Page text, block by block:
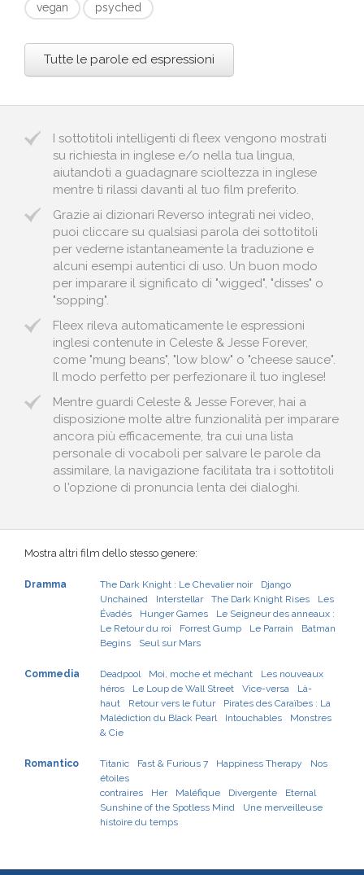
vegan
psyched
Tutte le parole ed espressioni
I sottotitoli intelligenti di fleex vengono mostrati
su richiesta in inglese e/o nella tua lingua,
aiutandoti a guadagnare scioltezza in inglese
mentre ti rilassi davanti al tuo film preferito.
Grazie ai dizionari Reverso integrati nei video,
puoi cliccare su qualsiasi parola dei sottotitoli
per vederne istantaneamente la traduzione e
alcuni esempi autentici di uso. Un buon modo
per imparare il significato di "wigged", "disses" o
"sopping".
Fleex rileva automaticamente le espressioni
inglesi contenute in Celeste & Jesse Forever,
come "mung beans", "low blow" o "cheese sauce".
Il modo perfetto per perfezionare il tuo inglese!
Mentre guardi Celeste & Jesse Forever, hai a
disposizione molte altre funzionalità per imparare
ancora più efficacemente, tra cui una lista
personale di vocaboli per salvare le parole da
assimilare, la navigazione facilitata tra i sottotitoli
o l'opzione di pronuncia lenta dei dialoghi.
Mostra altri film dello stesso genere:
Dramma The Dark Knight : Le Chevalier noir
Django
Unchained
Interstellar The Dark Knight Rises
Les
Évadés
Hunger Games
Le Seigneur des anneaux :
Le Retour du roi
Forrest Gump Le Parrain
Batman
Begins
Seul sur Mars
Commedia Deadpool Moi, moche et méchant
Les nouveaux
héros
Le Loup de Wall Street Vice-versa
Là-
haut
Retour vers le futur
Pirates des Caraïbes : La
Malédiction du Black Pearl
Intouchables
Monstres
& Cie
Romantico Titanic Fast & Furious 7 Happiness Therapy
Nos
étoiles
contraires
Her Maléfique Divergente
Eternal
Sunshine of the Spotless Mind
Une merveilleuse
histoire du temps